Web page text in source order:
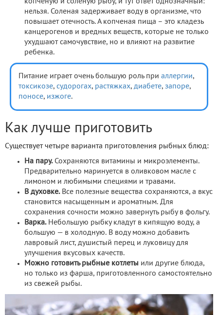
копченую и соленую рыбу, и тут ответ однозначный:
нельзя. Соленая задерживает воду в организме, что
повышает отечность. А копченая пища – это кладезь
канцерогенов и вредных веществ, которые не только
ухудшают самочувствие, но и влияют на развитие
ребенка.
Питание играет очень большую роль при аллергии,
токсикозе, судорогах, растяжках, диабете, запоре,
поносе, изжоге.
Как лучше приготовить
Существует четыре варианта приготовления рыбных блюд:
На пару.Сохраняются витамины и микроэлементы.
Предварительно маринуется в оливковом масле с
лимоном и любимыми специями и травами.
В духовке.Все полезные вещества сохраняются, а вкус
становится насыщенным и ароматным. Для
сохранения сочности можно завернуть рыбу в фольгу.
Варка.Небольшую рыбку кладут в кипящую воду, а
большую — в холодную. В воду можно добавить
лавровый лист, душистый перец и луковицу для
улучшения вкусовых качеств.
Можно готовить рыбные котлеты или другие блюда,
но только из фарша, приготовленного самостоятельно
из свежей рыбы.